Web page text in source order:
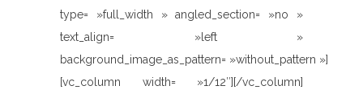
type= »full_width » angled_section= »no »
text_align= »left »
background_image_as_pattern= »without_pattern »]
[vc_column width= »1/12″][/vc_column]